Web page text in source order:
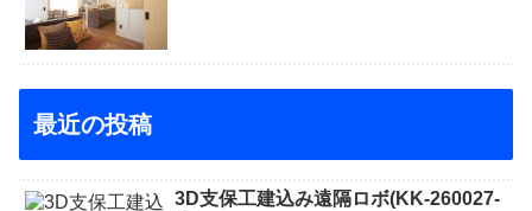
最近の投稿
3D支保工建込み遠隔ロボ(KK-260027-